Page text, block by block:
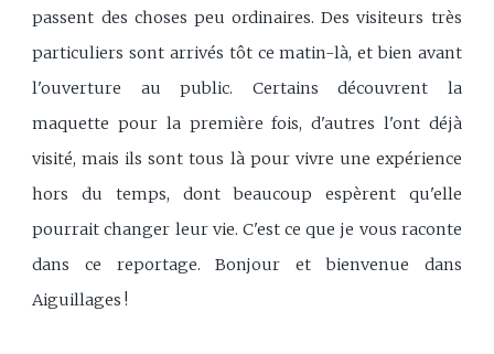
passent des choses peu ordinaires. Des visiteurs très
particuliers sont arrivés tôt ce matin-là, et bien avant
l'ouverture au public. Certains découvrent la
maquette pour la première fois, d'autres l'ont déjà
visité, mais ils sont tous là pour vivre une expérience
hors du temps, dont beaucoup espèrent qu'elle
pourrait changer leur vie. C'est ce que je vous raconte
dans ce reportage. Bonjour et bienvenue dans
Aiguillages !